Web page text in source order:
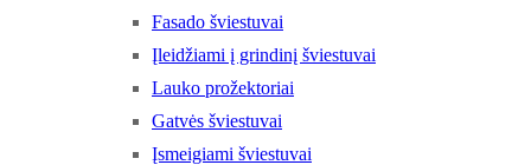
Fasado šviestuvai
Įleidžiami į grindinį šviestuvai
Lauko prožektoriai
Gatvės šviestuvai
Įsmeigiami šviestuvai